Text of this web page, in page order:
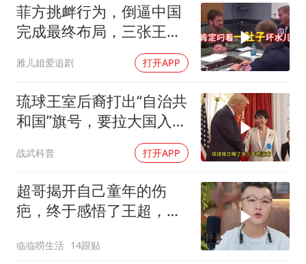
菲方挑衅行为，倒逼中国
完成最终布局，三张王牌
雅儿姐爱追剧 打开APP
琉球王室后裔打出“自治共
和国”旗号，要拉大国入局
战武科普 打开APP
超哥揭开自己童年的伤
疤，终于感悟了王超，他
临临唠生活 14跟贴